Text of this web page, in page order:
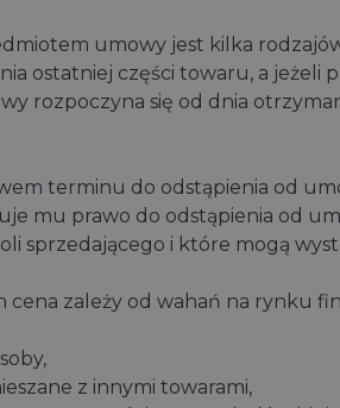
umowy jest kilka
ostatniej części towaru, a jeżeli
rozpoczyna się od dnia
terminu do odstąpienia od
mu prawo do odstąpienia od
sprzedającego i które mogą
zależy od wahań na rynku
z innymi towarami,